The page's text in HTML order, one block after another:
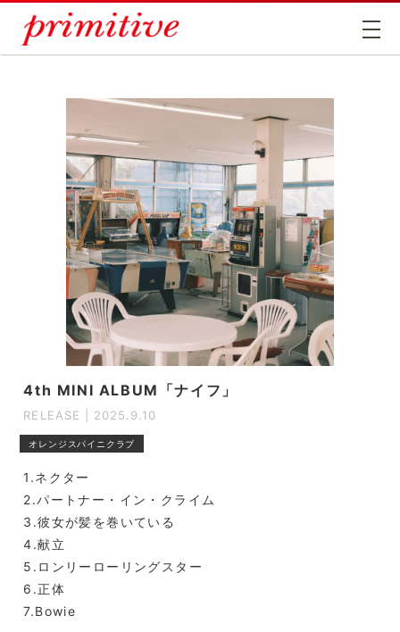
4th MINI ALBUM「ナイフ」
RELEASE | 2025.9.10
オレンジスパイニクラブ
1.ネクター
2.パートナー・イン・クライム
3.彼女が髪を巻いている
4.献立
5.ロンリーローリングスター
6.正体
7.Bowie